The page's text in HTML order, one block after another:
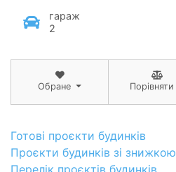
гараж
2
Обране Порівняти
Готові проєкти будинків
Проєкти будинків зі знижкою
Перелік проєктів будинків